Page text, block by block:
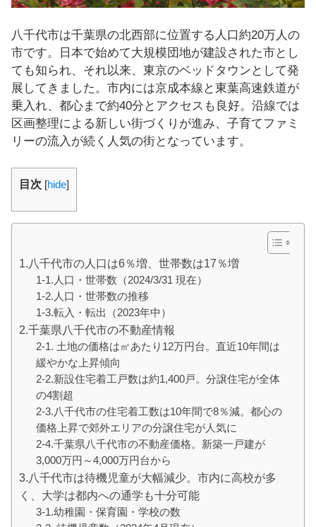
八千代市は千葉県の北西部に位置する人口約20万人の
市です。日本で始めて大規模団地が建設された市とし
ても知られ、それ以来、東京のベッドタウンとして発
展してきました。市内には京成本線と東葉高速鉄道が
乗入れ、都心まで約40分とアクセスも良好。沿線では
区画整理による新しい街づくりが進み、子育てファミ
リーの流入が続く人気の街となっています。
目次 [hide]
1.八千代市の人口は6％増、世帯数は17％増
1-1.人口・世帯数（2024/3/31 現在）
1-2.人口・世帯数の推移
1-3.転入・転出（2023年中）
2.千葉県八千代市の不動産情報
2-1. 土地の価格は㎡あたり12万円台。直近10年間は
緩やかな上昇傾向
2-2.新設住宅着工戸数は約1,400戸。分譲住宅が全体
の4割超
2-3.八千代市の住宅着工数は10年間で8％減。都心の
価格上昇で郊外エリアの分譲住宅が人気に
2-4.千葉県八千代市の不動産価格。新築一戸建が
3,000万円～4,000万円台から
3.八千代市は待機児童が大幅減少。市内に高校が多
く、大学は都内への通学も十分可能
3-1.幼稚園・保育園・学校の数